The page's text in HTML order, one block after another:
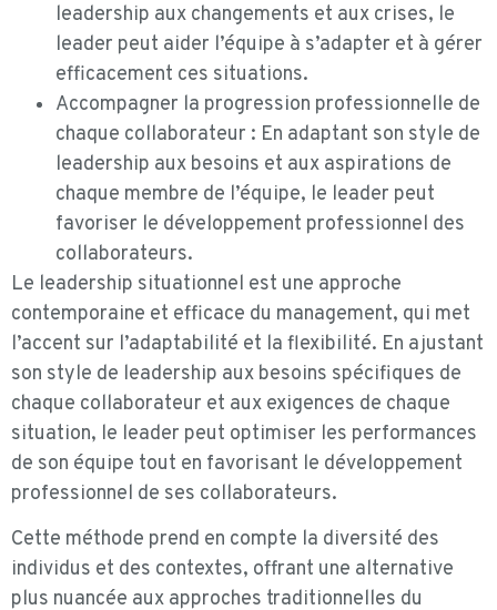
leadership aux changements et aux crises, le
leader peut aider l’équipe à s’adapter et à gérer
efficacement ces situations.
Accompagner la progression professionnelle de
chaque collaborateur : En adaptant son style de
leadership aux besoins et aux aspirations de
chaque membre de l’équipe, le leader peut
favoriser le développement professionnel des
collaborateurs.
Le leadership situationnel est une approche
contemporaine et efficace du management, qui met
l’accent sur l’adaptabilité et la flexibilité. En ajustant
son style de leadership aux besoins spécifiques de
chaque collaborateur et aux exigences de chaque
situation, le leader peut optimiser les performances
de son équipe tout en favorisant le développement
professionnel de ses collaborateurs.
Cette méthode prend en compte la diversité des
individus et des contextes, offrant une alternative
plus nuancée aux approches traditionnelles du